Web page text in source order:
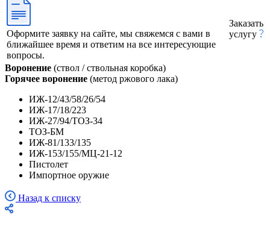
Оформите заявку на сайте, мы свяжемся с вами в
ближайшее время и ответим на все интересующие
вопросы.
Заказать
услугу
Воронение (ствол / ствольная коробка)
Горячее воронение (метод ржового лака)
ИЖ-12/43/58/26/54
ИЖ-17/18/223
ИЖ-27/94/ТОЗ-34
ТОЗ-БМ
ИЖ-81/133/135
ИЖ-153/155/МЦ-21-12
Пистолет
Импортное оружие
Назад к списку